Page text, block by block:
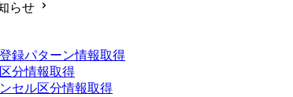
らせ
録パターン情報取得
分情報取得
セル区分情報取得